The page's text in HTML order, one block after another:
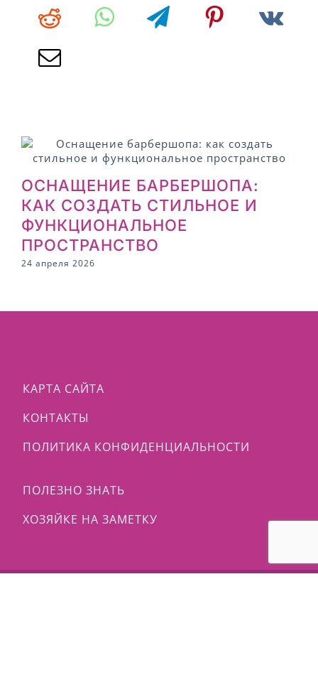
ОСНАЩЕНИЕ БАРБЕРШОПА:
КАК СОЗДАТЬ СТИЛЬНОЕ И
ФУНКЦИОНАЛЬНОЕ
ПРОСТРАНСТВО
24 апреля 2026
КАРТА САЙТА
КОНТАКТЫ
ПОЛИТИКА КОНФИДЕНЦИАЛЬНОСТИ
ПОЛЕЗНО ЗНАТЬ
ХОЗЯЙКЕ НА ЗАМЕТКУ